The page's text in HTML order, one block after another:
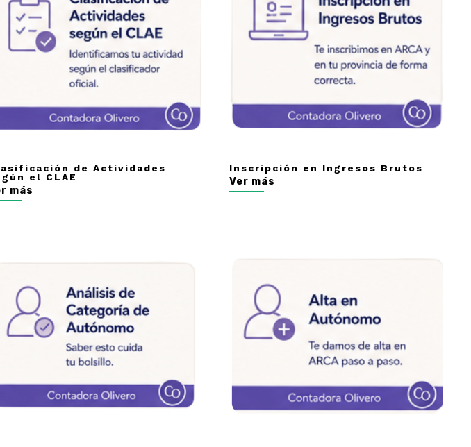
de Actividades
el CLAE
más
Inscripción en Ingresos Brutos
Ver más